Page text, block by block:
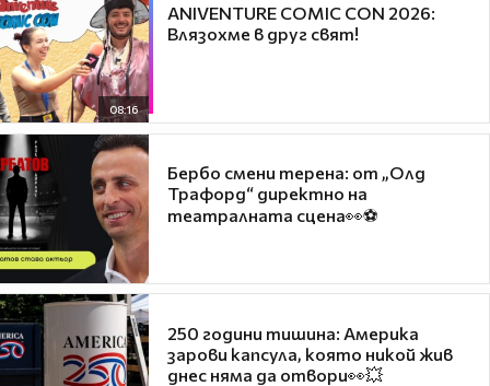
08:16
ANIVENTURE COMIC CON 2026:
Влязохме в друг свят!
Бербо смени терена: от „Олд
Трафорд“ директно на
театралната сцена👀⚽
250 години тишина: Америка
зарови капсула, която никой жив
днес няма да отвори👀💥